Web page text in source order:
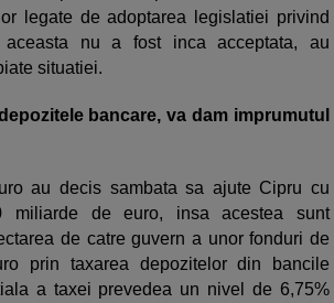
legate de adoptarea legislatiei privind
nu a fost inca acceptata, au
situatiei.
bancare, va dam imprumutul
au decis sambata sa ajute Cipru cu
miliarde de euro, insa acestea sunt
de catre guvern a unor fonduri de
prin taxarea depozitelor din bancile
a taxei prevedea un nivel de 6,75%